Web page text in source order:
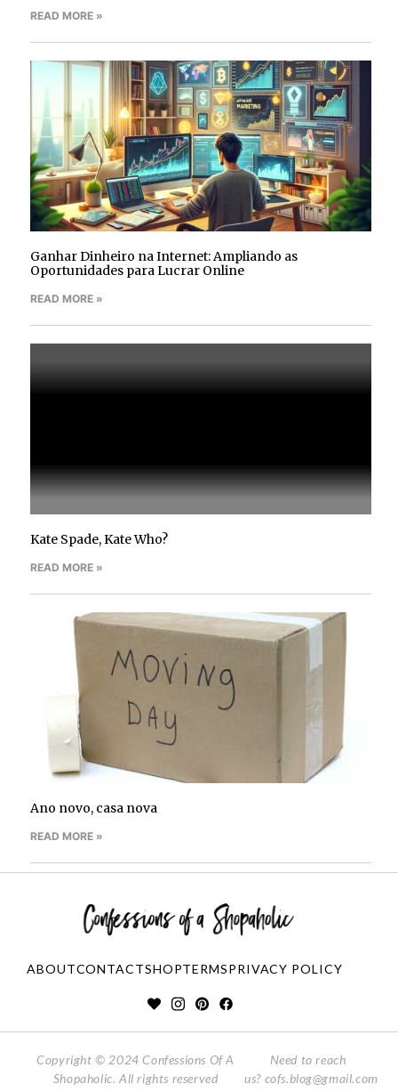
READ MORE »
Ganhar Dinheiro na Internet: Ampliando as
Oportunidades para Lucrar Online
READ MORE »
Kate Spade, Kate Who?
READ MORE »
Ano novo, casa nova
READ MORE »
ABOUTCONTACTSHOPTERMSPRIVACY POLICY
Copyright © 2024 Confessions Of A
Shopaholic. All rights reserved
Need to reach
us? cofs.blog@gmail.com